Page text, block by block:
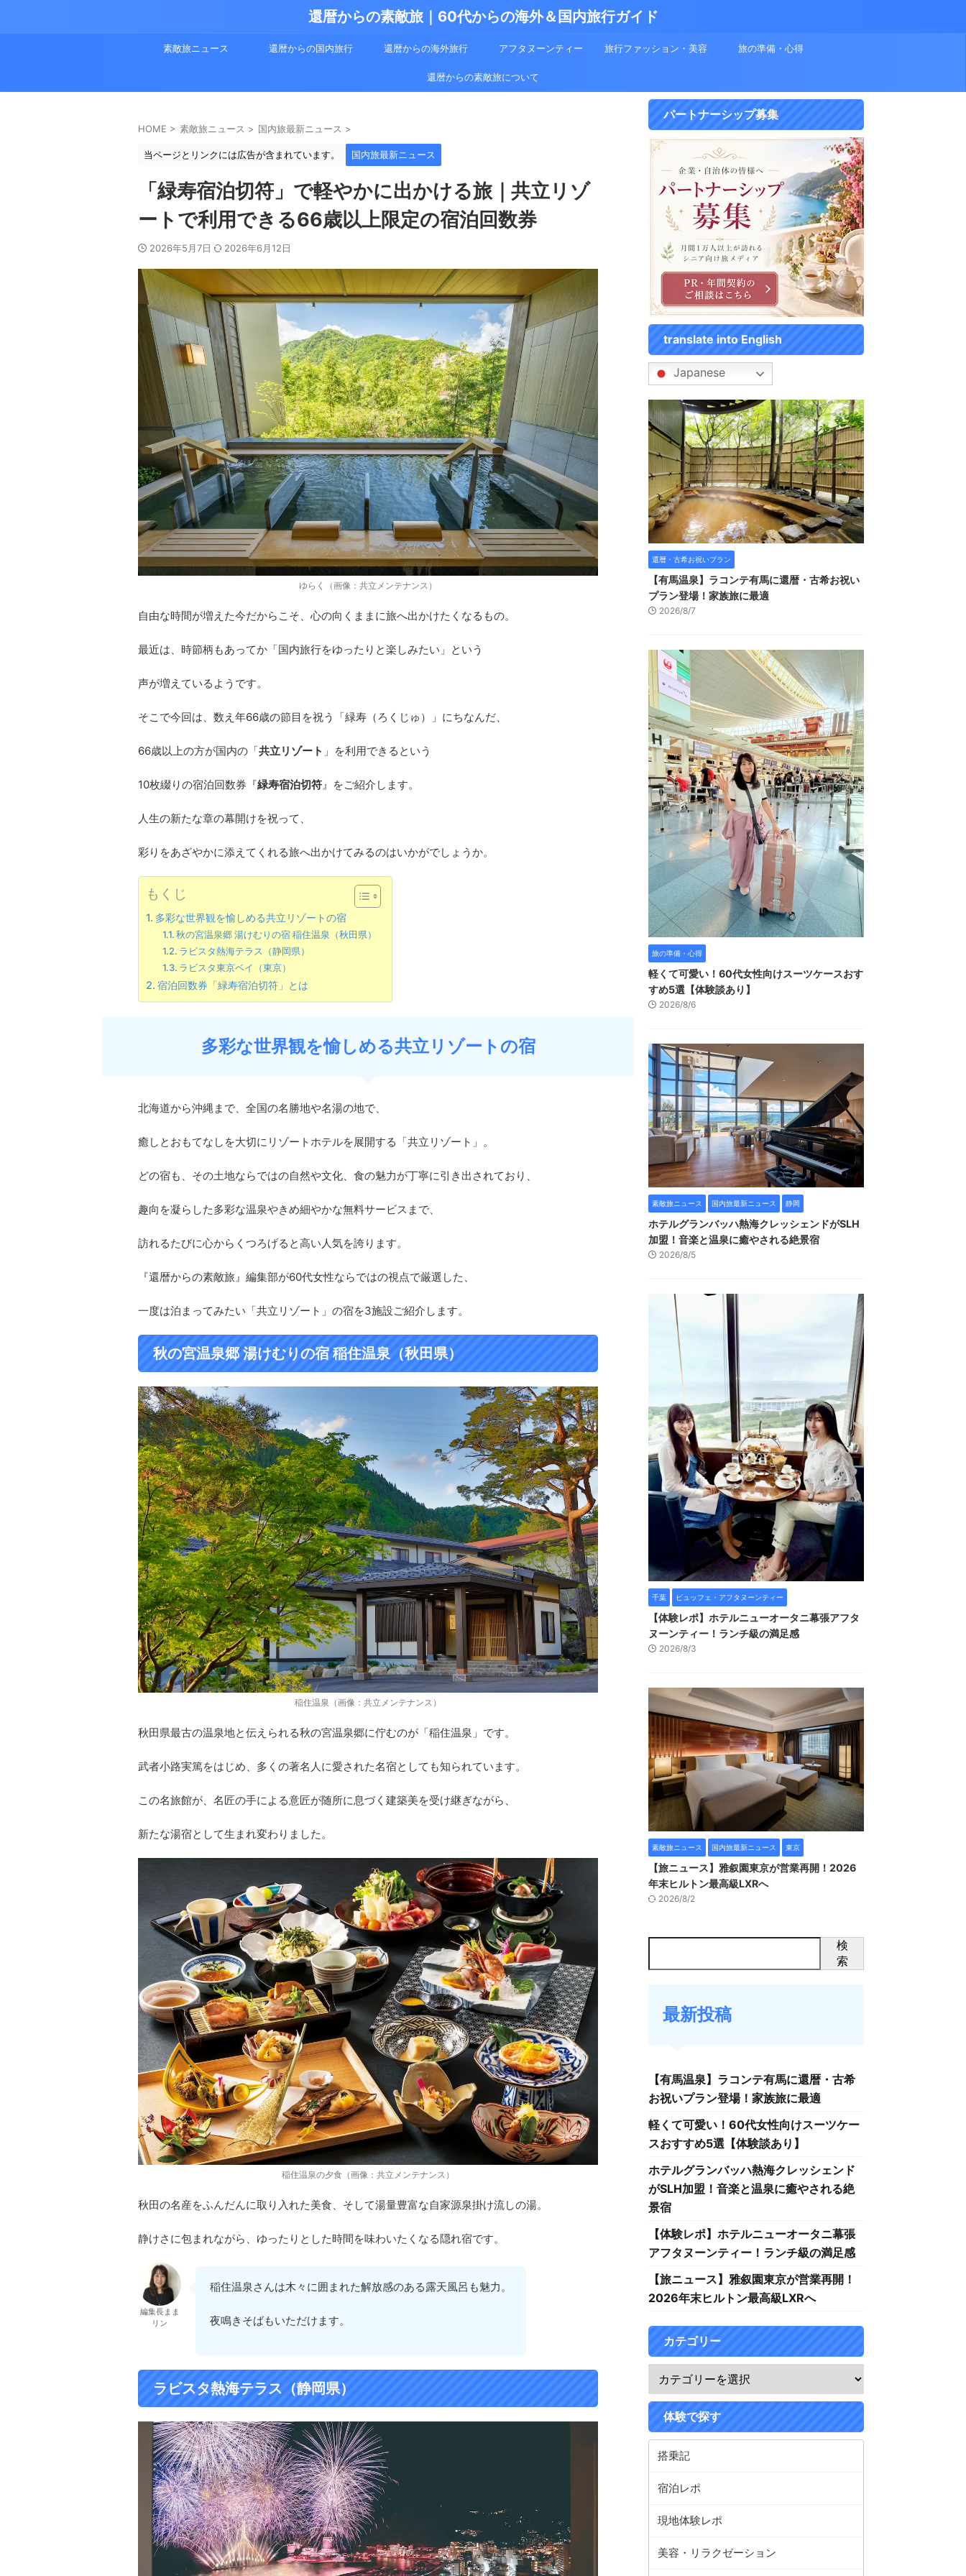
還暦からの素敵旅｜60代からの海外＆国内旅行ガイド
素敵旅ニュース 還暦からの国内旅行 還暦からの海外旅行 アフタヌーンティー 旅行ファッション・美容 旅の準備・心得
還暦からの素敵旅について
HOME > 素敵旅ニュース > 国内旅最新ニュース >
当ページとリンクには広告が含まれています。 国内旅最新ニュース
「緑寿宿泊切符」で軽やかに出かける旅｜共立リゾ
ートで利用できる66歳以上限定の宿泊回数券
2026年5月7日 2026年6月12日
ゆらく（画像：共立メンテナンス）
自由な時間が増えた今だからこそ、心の向くままに旅へ出かけたくなるもの。
最近は、時節柄もあってか「国内旅行をゆったりと楽しみたい」という
声が増えているようです。
そこで今回は、数え年66歳の節目を祝う「緑寿（ろくじゅ）」にちなんだ、
66歳以上の方が国内の「共立リゾート 」を利用できるという
10枚綴りの宿泊回数券『緑寿宿泊切符 』をご紹介します。
人生の新たな章の幕開けを祝って、
彩りをあざやかに添えてくれる旅へ出かけてみるのはいかがでしょうか。
もくじ
多彩な世界観を愉しめる共立リゾートの宿
秋の宮温泉郷 湯けむりの宿 稲住温泉（秋田県）
ラビスタ熱海テラス（静岡県）
ラビスタ東京ベイ（東京）
宿泊回数券「緑寿宿泊切符」とは
多彩な世界観を愉しめる共立リゾートの宿
北海道から沖縄まで、全国の名勝地や名湯の地で、
癒しとおもてなしを大切にリゾートホテルを展開する「共立リゾート」。
どの宿も、その土地ならではの自然や文化、食の魅力が丁寧に引き出されており、
趣向を凝らした多彩な温泉やきめ細やかな無料サービスまで、
訪れるたびに心からくつろげると高い人気を誇ります。
『還暦からの素敵旅』編集部が60代女性ならではの視点で厳選した、
一度は泊まってみたい「共立リゾート」の宿を3施設ご紹介します。
秋の宮温泉郷 湯けむりの宿 稲住温泉（秋田県）
稲住温泉（画像：共立メンテナンス）
秋田県最古の温泉地と伝えられる秋の宮温泉郷に佇むのが「稲住温泉」です。
武者小路実篤をはじめ、多くの著名人に愛された名宿としても知られています。
この名旅館が、名匠の手による意匠が随所に息づく建築美を受け継ぎながら、
新たな湯宿として生まれ変わりました。
稲住温泉の夕食（画像：共立メンテナンス）
秋田の名産をふんだんに取り入れた美食、そして湯量豊富な自家源泉掛け流しの湯。
静けさに包まれながら、ゆったりとした時間を味わいたくなる隠れ宿です。
編集長まま
リン
稲住温泉さんは木々に囲まれた解放感のある露天風呂も魅力。
夜鳴きそばもいただけます。
ラビスタ熱海テラス（静岡県）
パートナーシップ募集
translate into English
Japanese
還暦・古希お祝いプラン
【有馬温泉】ラコンテ有馬に還暦・古希お祝い
プラン登場！家族旅に最適
2026/8/7
旅の準備・心得
軽くて可愛い！60代女性向けスーツケースおす
すめ5選【体験談あり】
2026/8/6
素敵旅ニュース 国内旅最新ニュース 静岡
ホテルグランバッハ熱海クレッシェンドがSLH
加盟！音楽と温泉に癒やされる絶景宿
2026/8/5
千葉 ビュッフェ・アフタヌーンティー
【体験レポ】ホテルニューオータニ幕張アフタ
ヌーンティー！ランチ級の満足感
2026/8/3
素敵旅ニュース 国内旅最新ニュース 東京
【旅ニュース】雅叙園東京が営業再開！2026
年末ヒルトン最高級LXRへ
2026/8/2
検
索
最新投稿
【有馬温泉】ラコンテ有馬に還暦・古希
お祝いプラン登場！家族旅に最適
軽くて可愛い！60代女性向けスーツケー
スおすすめ5選【体験談あり】
ホテルグランバッハ熱海クレッシェンド
がSLH加盟！音楽と温泉に癒やされる絶
景宿
【体験レポ】ホテルニューオータニ幕張
アフタヌーンティー！ランチ級の満足感
【旅ニュース】雅叙園東京が営業再開！
2026年末ヒルトン最高級LXRへ
カテゴリー
体験で探す
搭乗記
宿泊レポ
現地体験レポ
美容・リラクゼーション